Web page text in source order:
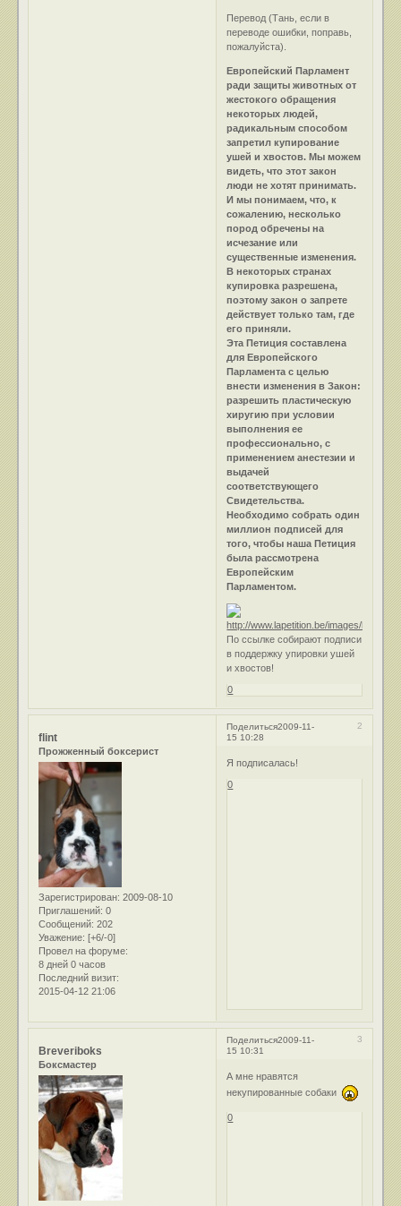
Перевод (Тань, если в
переводе ошибки, поправь,
пожалуйста).
Европейский Парламент
ради защиты животных от
жестокого обращения
некоторых людей,
радикальным способом
запретил купирование
ушей и хвостов. Мы можем
видеть, что этот закон
люди не хотят принимать.
И мы понимаем, что, к
сожалению, несколько
пород обречены на
исчезание или
существенные изменения.
В некоторых странах
купировка разрешена,
поэтому закон о запрете
действует только там, где
его приняли.
Эта Петиция составлена
для Европейского
Парламента с целью
внести изменения в Закон:
разрешить пластическую
хиругию при условии
выполнения ее
профессионально, с
применением анестезии и
выдачей
соответствующего
Свидетельства.
Необходимо собрать один
миллион подписей для
того, чтобы наша Петиция
была рассмотрена
Европейским
Парламентом.
По ссылке собирают подписи
в поддержку упировки ушей
и хвостов!
0
Поделиться 2
2009-11-
15 10:28
flint
Прожженный боксерист
Зарегистрирован: 2009-08-10
Приглашений: 0
Сообщений: 202
Уважение: [+6/-0]
Провел на форуме:
8 дней 0 часов
Последний визит:
2015-04-12 21:06
Я подписалась!
0
Поделиться 3
2009-11-
15 10:31
Breveriboks
Боксмастер
А мне нравятся
некупированные собаки
0